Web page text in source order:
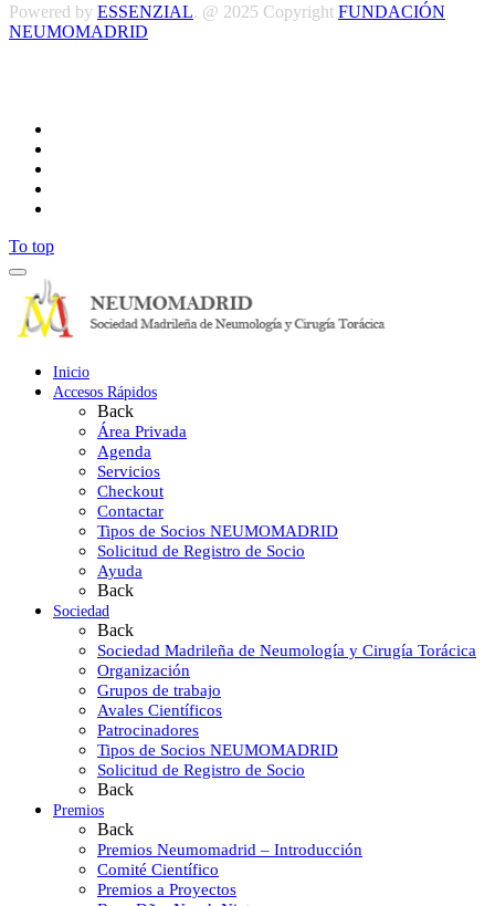
Powered by ESSENZIAL. @ 2025 Copyright FUNDACIÓN
NEUMOMADRID
To top
Inicio
Accesos Rápidos
Back
Área Privada
Agenda
Servicios
Checkout
Contactar
Tipos de Socios NEUMOMADRID
Solicitud de Registro de Socio
Ayuda
Back
Sociedad
Back
Sociedad Madrileña de Neumología y Cirugía Torácica
Organización
Grupos de trabajo
Avales Científicos
Patrocinadores
Tipos de Socios NEUMOMADRID
Solicitud de Registro de Socio
Back
Premios
Back
Premios Neumomadrid – Introducción
Comité Científico
Premios a Proyectos